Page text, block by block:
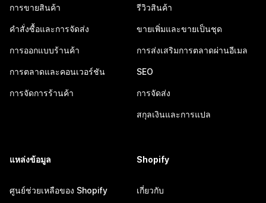
การขายสินค้า
คำสั่งซื้อและการจัดส่ง
การออกแบบร้านค้า
การตลาดและคอนเวอร์ชัน
การจัดการร้านค้า
รีวิวสินค้า
ขายเพิ่มและขายเป็นชุด
การส่งเสริมการตลาดผ่านอีเมล
SEO
การจัดส่ง
สกุลเงินและการแปล
แหล่งข้อมูล
ศูนย์ช่วยเหลือของ Shopify
Shopify
เกี่ยวกับ